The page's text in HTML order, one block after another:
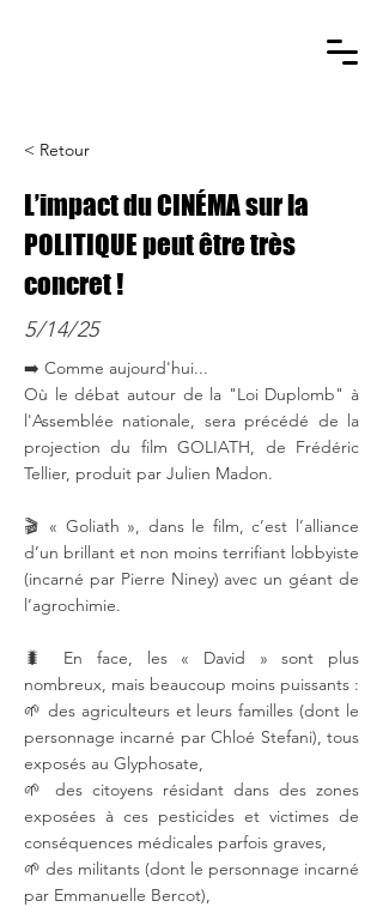
< Retour
L’impact du CINÉMA sur la
POLITIQUE peut être très
concret !
5/14/25
➡️ Comme aujourd'hui...
Où le débat autour de la "Loi Duplomb" à
l'Assemblée nationale, sera précédé de la
projection du film GOLIATH, de Frédéric
Tellier, produit par Julien Madon.
🎬 « Goliath », dans le film, c’est l’alliance
d’un brillant et non moins terrifiant lobbyiste
(incarné par Pierre Niney) avec un géant de
l’agrochimie.
🐛 En face, les « David » sont plus
nombreux, mais beaucoup moins puissants :
🌱 des agriculteurs et leurs familles (dont le
personnage incarné par Chloé Stefani), tous
exposés au Glyphosate,
🌱 des citoyens résidant dans des zones
exposées à ces pesticides et victimes de
conséquences médicales parfois graves,
🌱 des militants (dont le personnage incarné
par Emmanuelle Bercot),